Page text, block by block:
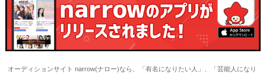
オーディションサイト narrow(ナロー)なら、「有名になりたい人」、「芸能人になり